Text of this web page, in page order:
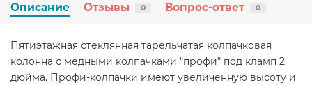
Описание Отзывы 0 Вопрос-ответ 0
Пятиэтажная стеклянная тарельчатая колпачковая
колонна с медными колпачками "профи" под кламп 2
дюйма. Профи-колпачки имеют увеличенную высоту и